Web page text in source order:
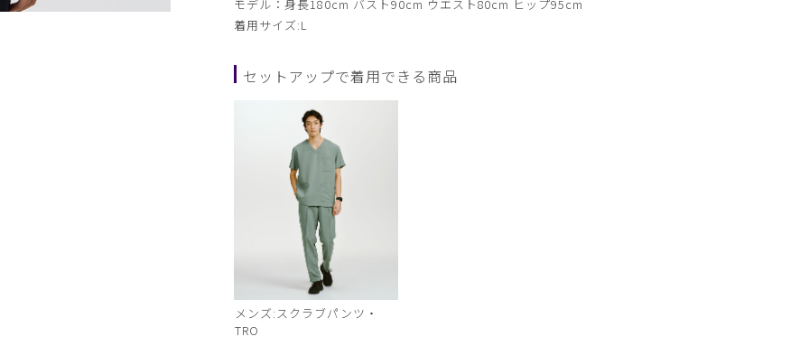
モデル：身長180cm バスト90cm ウエスト80cm ヒップ95cm
着用サイズ:L
セットアップで着用できる商品
メンズ:スクラブパンツ・
TRO